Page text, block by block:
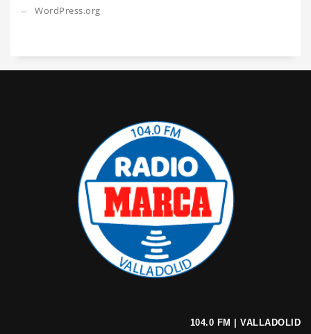
WordPress.org
104.0 FM | VALLADOLID